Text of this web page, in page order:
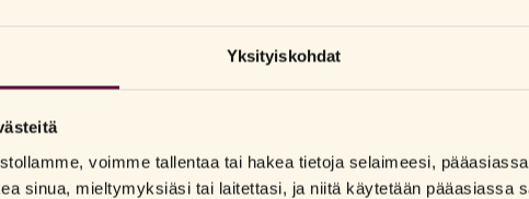
Yksityiskohdat
voimme tallentaa tai hakea tietoja selaimeesi,
sinua, mieltymyksiäsi tai laitettasi, ja niitä käytetään pääasiassa
Viagra, Cialis ja Levitra. Nämä toimivat estämällä sen välittäjäaineen
hermosignaalit, jotka saavat verisuonet rentoutumaan, vahvistuvat.
tabletit eivät itsessään aiheuta erektiota, vaan on oltava seksuaalisesti
sanoo.